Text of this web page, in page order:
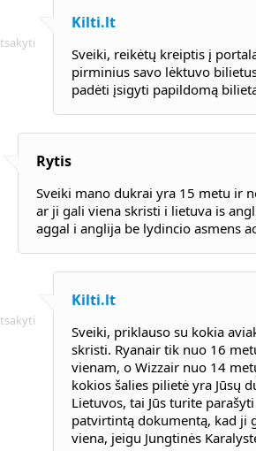
Kilti.lt
Sveiki, reikėtų kreiptis į
pirminius savo lėktuvo
padėti įsigyti papildomą
Rytis
Sveiki mano dukrai yra 15 metu ir
ar ji gali viena skristi i lietuva is
aggal i anglija be lydincio asmens
Kilti.lt
Sveiki, priklauso su kokia
skristi. Ryanair tik nuo 16
vienam, o Wizzair nuo 14
kokios šalies pilietė yra Jūsų
Lietuvos, tai Jūs turite
patvirtintą dokumentą, kad ji
viena, jeigu Jungtinės